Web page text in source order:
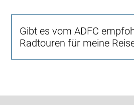
Gibt es vom ADFC
Radtouren für meine